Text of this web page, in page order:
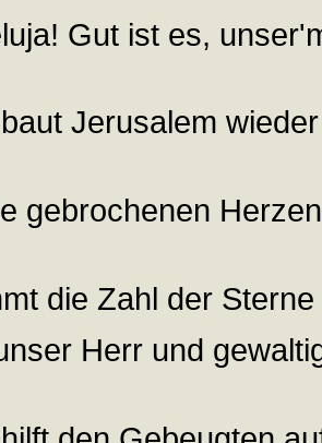
Gut ist es,
Jerusalem
gebrochenen
die Zahl der
Herr und